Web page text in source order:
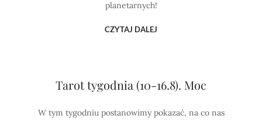
planetarnych!
CZYTAJ DALEJ
Tarot tygodnia (10-16.8). Moc
W tym tygodniu postanowimy pokazać, na co nas